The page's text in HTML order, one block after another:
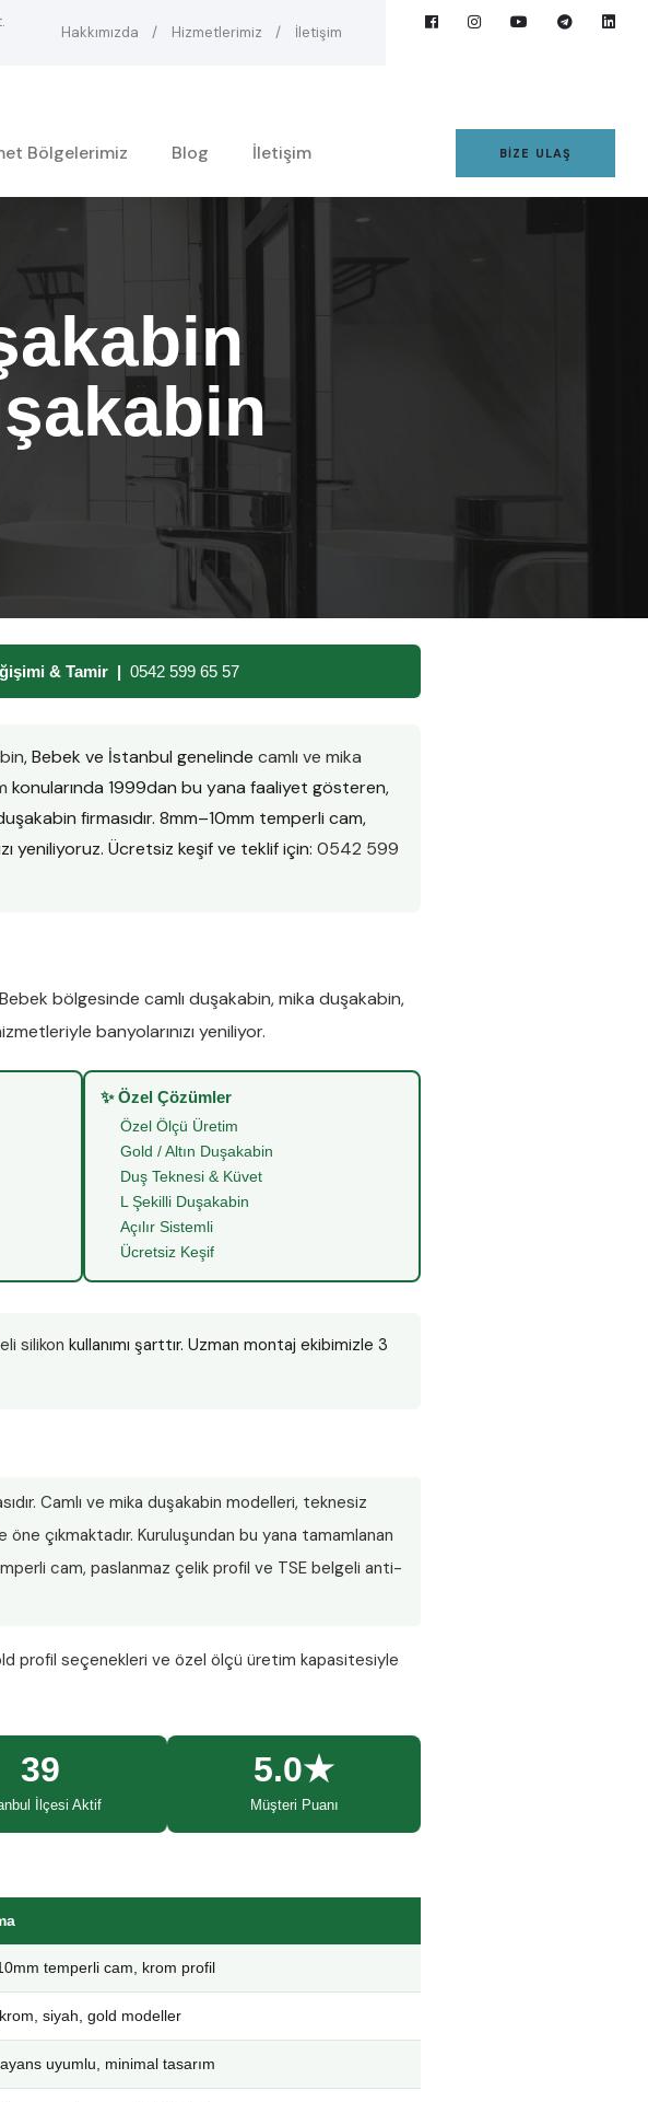
Hakkımızda Hizmetlerimiz İletişim
Bölgelerimiz Blog İletişim BIZE ULAŞ
& Tamir | 0542 599 65 57
, Bebek ve İstanbul genelinde camlı ve mika
konularında 1999dan bu yana faaliyet gösteren,
firmasıdır. 8mm–10mm temperli cam,
yeniliyoruz. Ücretsiz keşif ve teklif için: 0542 599
Bebek bölgesinde camlı duşakabin,mika duşakabin,
banyolarınızı yeniliyor.
✨ Özel Çözümler
Özel Ölçü Üretim
Gold / Altın Duşakabin
Duş Teknesi & Küvet
L Şekilli Duşakabin
Açılır Sistemli
Ücretsiz Keşif
silikon kullanımı şarttır. Uzman montaj ekibimizle 3
Camlı ve mika duşakabin modelleri, teknesiz
çıkmaktadır. Kuruluşundan bu yana tamamlanan
cam, paslanmaz çelik profil ve TSE belgeli anti-
profil seçenekleri ve özel ölçü üretim kapasitesiyle
39
İlçesi Aktif
5.0★
Müşteri Puanı
temperli cam, krom profil
siyah, gold modeller
uyumlu, minimal tasarım